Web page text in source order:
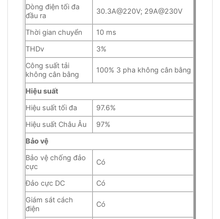
Dòng điện tối đa
đầu ra
30.3A@220V; 29A@230V
Thời gian chuyển
10 ms
THDv
3%
Công suất tải
không cân bằng
100% 3 pha không cân bằng
Hiệu suất
Hiệu suất tối đa
97.6%
Hiệu suất Châu Âu
97%
Bảo vệ
Bảo vệ chống đảo
cực
Có
Đảo cực DC
Có
Giám sát cách
điện
Có